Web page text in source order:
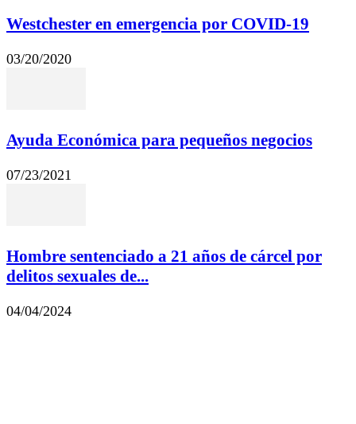
Westchester en emergencia por COVID-19
03/20/2020
Ayuda Económica para pequeños negocios
07/23/2021
Hombre sentenciado a 21 años de cárcel por
delitos sexuales de...
04/04/2024